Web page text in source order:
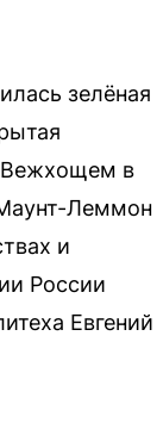
зелёная
Вежхощем в
Леммон
и
России
Евгений